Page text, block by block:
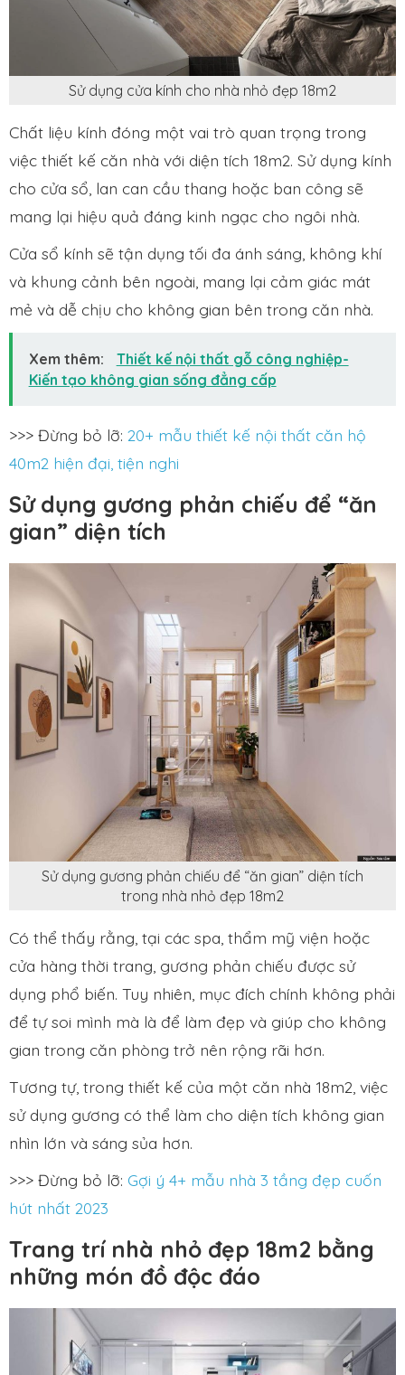
Sử dụng cửa kính cho nhà nhỏ đẹp 18m2
Chất liệu kính đóng một vai trò quan trọng trong
việc thiết kế căn nhà với diện tích 18m2. Sử dụng kính
cho cửa sổ, lan can cầu thang hoặc ban công sẽ
mang lại hiệu quả đáng kinh ngạc cho ngôi nhà.
Cửa sổ kính sẽ tận dụng tối đa ánh sáng, không khí
và khung cảnh bên ngoài, mang lại cảm giác mát
mẻ và dễ chịu cho không gian bên trong căn nhà.
Xem thêm:
Thiết kế nội thất gỗ công nghiệp-
Kiến tạo không gian sống đẳng cấp
>>> Đừng bỏ lỡ: 20+ mẫu thiết kế nội thất căn hộ
40m2 hiện đại, tiện nghi
Sử dụng gương phản chiếu để “ăn
gian” diện tích
Sử dụng gương phản chiếu để “ăn gian” diện tích
trong nhà nhỏ đẹp 18m2
Có thể thấy rằng, tại các spa, thẩm mỹ viện hoặc
cửa hàng thời trang, gương phản chiếu được sử
dụng phổ biến. Tuy nhiên, mục đích chính không phải
để tự soi mình mà là để làm đẹp và giúp cho không
gian trong căn phòng trở nên rộng rãi hơn.
Tương tự, trong thiết kế của một căn nhà 18m2, việc
sử dụng gương có thể làm cho diện tích không gian
nhìn lớn và sáng sủa hơn.
>>> Đừng bỏ lỡ: Gợi ý 4+ mẫu nhà 3 tầng đẹp cuốn
hút nhất 2023
Trang trí nhà nhỏ đẹp 18m2 bằng
những món đồ độc đáo